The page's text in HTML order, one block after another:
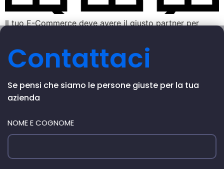
Il tuo E-Commerce deve avere il giusto partner per
avere una collaborazione di successo.
Contattaci
Se pensi che siamo le persone giuste per la tua
azienda
NOME E COGNOME